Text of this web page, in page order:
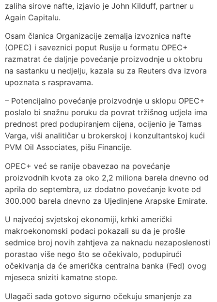
zaliha sirove nafte, izjavio je John Kilduff, partner u
Again Capitalu.
Osam članica Organizacije zemalja izvoznica nafte
(OPEC) i saveznici poput Rusije u formatu OPEC+
razmatrat će daljnje povećanje proizvodnje u oktobru
na sastanku u nedjelju, kazala su za Reuters dva izvora
upoznata s raspravama.
– Potencijalno povećanje proizvodnje u sklopu OPEC+
poslalo bi snažnu poruku da povrat tržišnog udjela ima
prednost pred podupiranjem cijena, ocijenio je Tamas
Varga, viši analitičar u brokerskoj i konzultantskoj kući
PVM Oil Associates, pišu Financije.
OPEC+ već se ranije obavezao na povećanje
proizvodnih kvota za oko 2,2 miliona barela dnevno od
aprila do septembra, uz dodatno povećanje kvote od
300.000 barela dnevno za Ujedinjene Arapske Emirate.
U najvećoj svjetskoj ekonomiji, krhki američki
makroekonomski podaci pokazali su da je prošle
sedmice broj novih zahtjeva za naknadu nezaposlenosti
porastao više nego što se očekivalo, podupirući
očekivanja da će američka centralna banka (Fed) ovog
mjeseca sniziti kamatne stope.
Ulagači sada gotovo sigurno očekuju smanjenje za